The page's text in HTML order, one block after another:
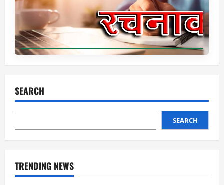
SEARCH
SEARCH
TRENDING NEWS